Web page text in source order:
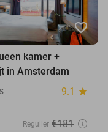
favorite_border
kamer +
in Amsterdam
9.1 star
Regulier €181